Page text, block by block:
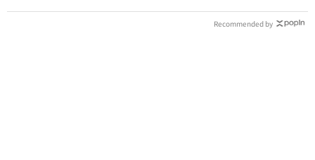
Recommended by